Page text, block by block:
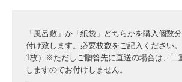
「風呂敷」か「紙袋」どちらかを購入個数
付け致します。必要枚数をご記入ください
1枚）※ただしご贈答先に直送の場合は、二
しますのでお付けしません。